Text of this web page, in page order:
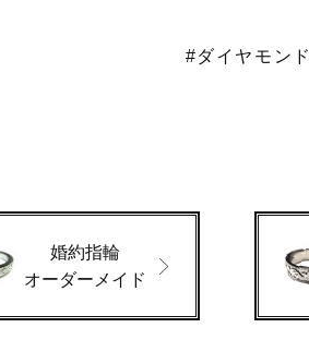
#ダイヤモンド
婚約指輪
オーダーメイド